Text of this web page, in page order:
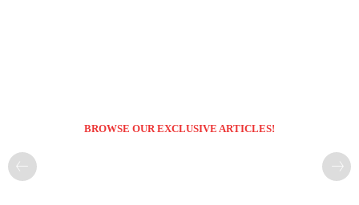
BROWSE OUR EXCLUSIVE ARTICLES!